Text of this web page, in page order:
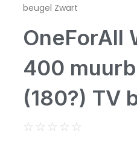
beugel Zwart
OneForAll
400
(180?) TV
☆ ☆ ☆ ☆ ☆